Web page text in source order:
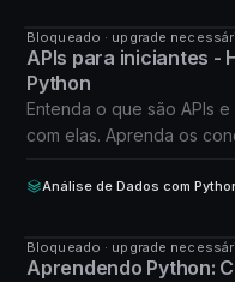
CURSO
Bloqueado · upgrade
APIs para iniciantes -
Python
Entenda o que são APIs
com elas. Aprenda os
Análise de Dados com
CURSO
Bloqueado · upgrade
Aprendendo Python: